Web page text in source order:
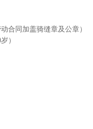
合同加盖骑缝章及公章）
岁）